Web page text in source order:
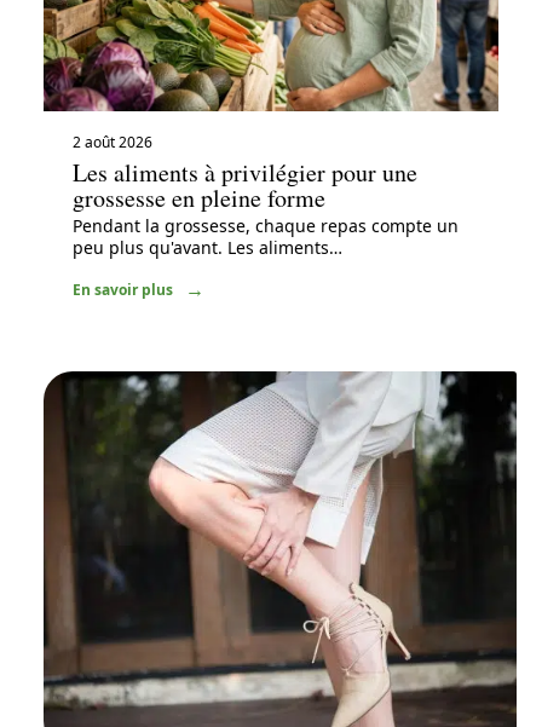
2 août 2026
Les aliments à privilégier pour une
grossesse en pleine forme
Pendant la grossesse, chaque repas compte un
peu plus qu'avant. Les aliments…
En savoir plus